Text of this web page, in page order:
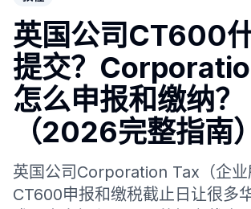
英国公司CT600
提交？
怎么申报和缴纳？
（2026完整指南）
英国公司Corporation Tax（企业
CT600申报和缴税截止日让很多